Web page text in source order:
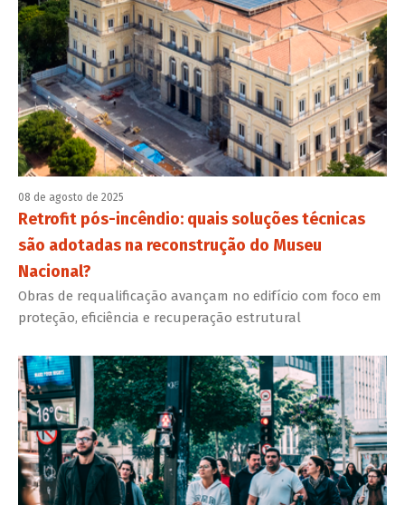
08 de agosto de 2025
Retrofit pós-incêndio: quais soluções técnicas
são adotadas na reconstrução do Museu
Nacional?
Obras de requalificação avançam no edifício com foco em
proteção, eficiência e recuperação estrutural